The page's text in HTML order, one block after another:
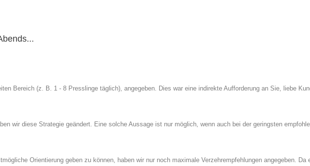
Bereich (z. B. 1 - 8 Presslinge täglich), angegeben. Dies war eine indirekte Aufforderung an Sie, liebe
wir diese Strategie geändert. Eine solche Aussage ist nur möglich, wenn auch bei der geringsten
Orientierung geben zu können, haben wir nur noch maximale Verzehrempfehlungen angegeben.